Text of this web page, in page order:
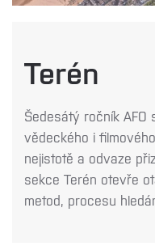
Terén
Šedesátý ročník AFO
vědeckého i
nejistotě a odvaze
sekce Terén otevře
metod, procesu